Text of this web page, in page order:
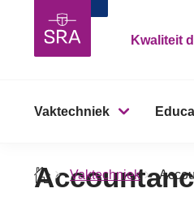
Kwaliteit
Vaktechniek
Vaktechniek